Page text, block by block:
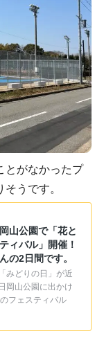
とがなかったプ
うです。
山公園で「花と
ィバル」開催！
の2日間です。
みどりの日」が近
岡山公園に出かけ
フェスティバル